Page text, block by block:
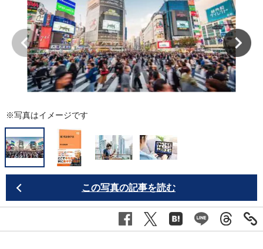
※写真はイメージです
この写真の記事を読む